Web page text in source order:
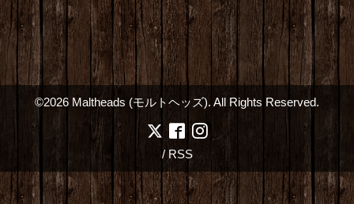
©2026 Maltheads (モルトヘッズ). All Rights Reserved.
/ RSS